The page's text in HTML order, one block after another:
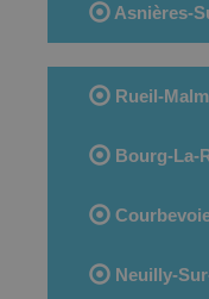
Asnières-
Rueil-
Bourg-La-
Neuilly-